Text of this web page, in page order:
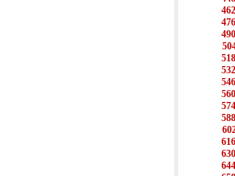
462
476
490
518
532
546
560
574
588
616
630
644